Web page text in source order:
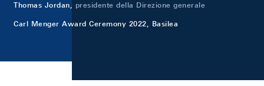
Thomas Jordan, presidente della Direzione generale
Carl Menger Award Ceremony 2022, Basilea